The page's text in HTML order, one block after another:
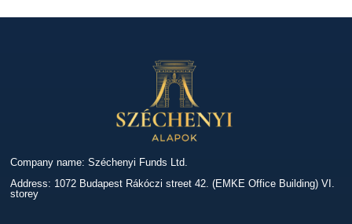
Company name: Széchenyi Funds Ltd.
Address: 1072 Budapest Rákóczi street 42. (EMKE Office Building) VI.
storey